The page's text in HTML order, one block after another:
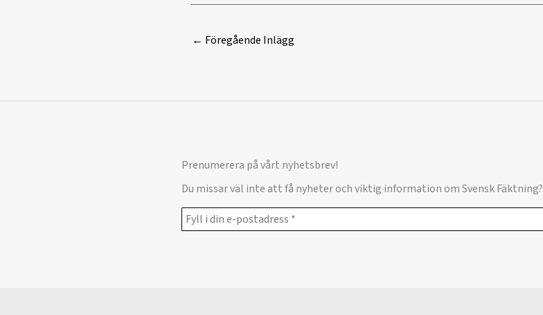
← Föregående Inlägg
Prenumerera på vårt nyhetsbrev!
Du missar väl inte att få nyheter och viktig information om Svensk Fäktning?